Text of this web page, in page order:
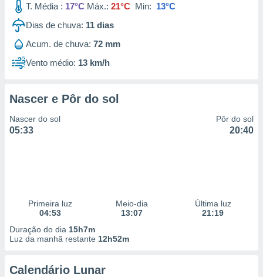
utilizar
criar
medir
da
de dados
e melhorar
dados
T. Média : 17°C Máx.: 21°C Min: 13°C
Dias de chuva: 11 dias
Acum. de chuva: 72 mm
Vento médio: 13 km/h
Nascer e Pôr do sol
Nascer do sol
05:33
Pôr do sol
20:40
Primeira luz
04:53
Meio-dia
13:07
Última luz
21:19
Duração do dia 15h7m
Luz da manhã restante 12h52m
Calendário Lunar